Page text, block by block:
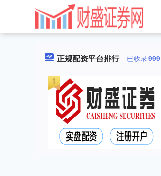
正规配资平台排行 已收录999